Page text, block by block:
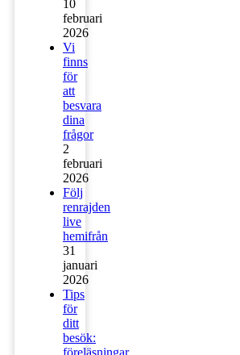
10
februari
2026
Vi
finns
för
att
besvara
dina
frågor
2
februari
2026
Följ
renrajden
live
hemifrån
31
januari
2026
Tips
för
ditt
besök: